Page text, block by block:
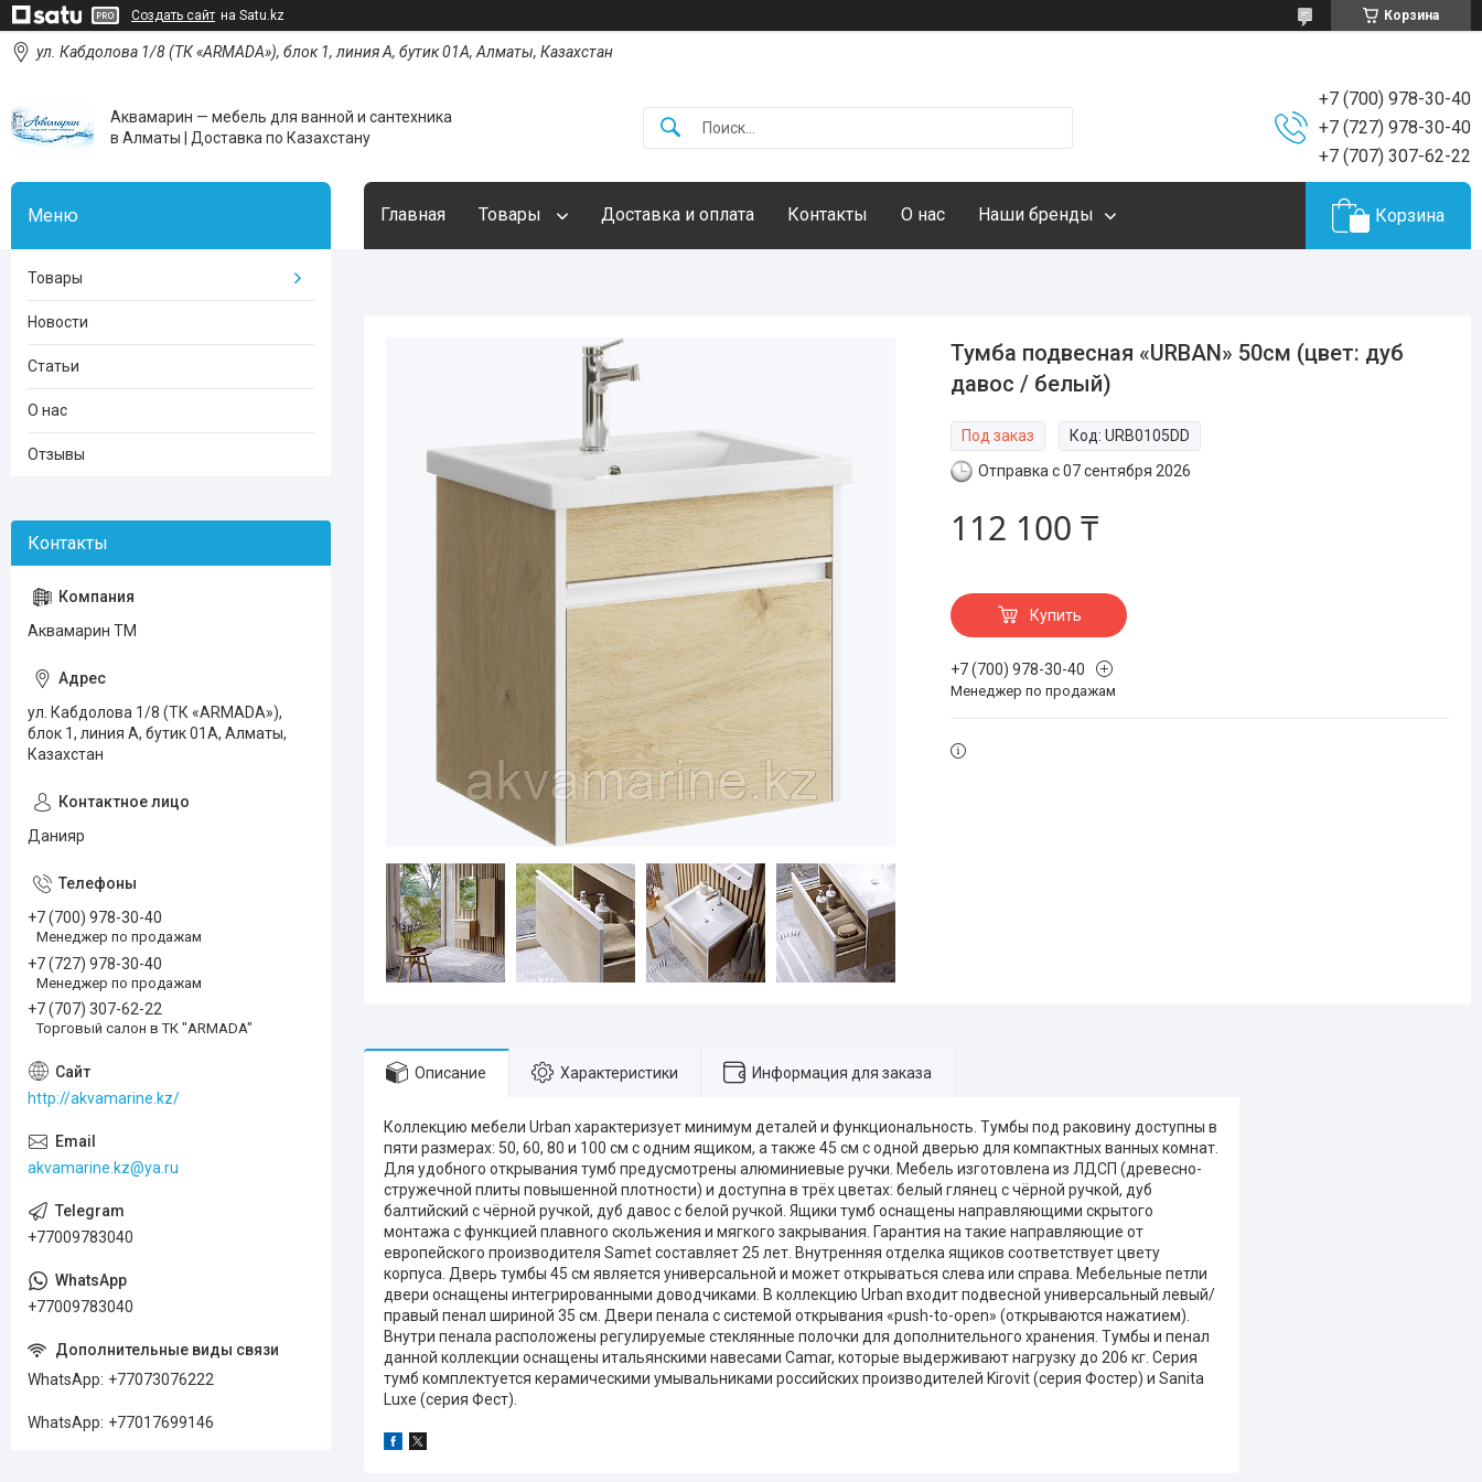
Создать сайт на Satu.kz Корзина
ул. Кабдолова 1/8 (ТК «ARMADA»), блок 1, линия А, бутик 01А, Алматы, Казахстан
Аквамарин — мебель для ванной и сантехника
в Алматы | Доставка по Казахстану
+7 (700) 978-30-40
+7 (727) 978-30-40
+7 (707) 307-62-22
Главная Товары Доставка и оплата Контакты О нас Наши бренды Корзина
Тумба подвесная «URBAN» 50см (цвет: дуб
давос / белый)
Под заказ Код:URB0105DD
Отправка с 07 сентября 2026
112 100 ₸
Купить
+7 (700) 978-30-40
Менеджер по продажам
Описание Характеристики Информация для заказа
Коллекцию мебели Urban характеризует минимум деталей и функциональность. Тумбы под раковину доступны в
пяти размерах: 50, 60, 80 и 100 см с одним ящиком, а также 45 см с одной дверью для компактных ванных комнат.
Для удобного открывания тумб предусмотрены алюминиевые ручки. Мебель изготовлена из ЛДСП (древесно-
стружечной плиты повышенной плотности) и доступна в трёх цветах: белый глянец с чёрной ручкой, дуб
балтийский с чёрной ручкой, дуб давос с белой ручкой. Ящики тумб оснащены направляющими скрытого
монтажа с функцией плавного скольжения и мягкого закрывания. Гарантия на такие направляющие от
европейского производителя Samet составляет 25 лет. Внутренняя отделка ящиков соответствует цвету
корпуса. Дверь тумбы 45 см является универсальной и может открываться слева или справа. Мебельные петли
двери оснащены интегрированными доводчиками. В коллекцию Urban входит подвесной универсальный левый/
правый пенал шириной 35 см. Двери пенала с системой открывания «push-to-open» (открываются нажатием).
Внутри пенала расположены регулируемые стеклянные полочки для дополнительного хранения. Тумбы и пенал
данной коллекции оснащены итальянскими навесами Camar, которые выдерживают нагрузку до 206 кг. Серия
тумб комплектуется керамическими умывальниками российских производителей Kirovit (серия Фостер) и Sanita
Luxe (серия Фест).
Товары
Новости
Статьи
О нас
Отзывы
Аквамарин ТМ
ул. Кабдолова 1/8 (ТК «ARMADA»),
блок 1, линия А, бутик 01А, Алматы,
Казахстан
Данияр
+7 (700) 978-30-40
Менеджер по продажам
+7 (727) 978-30-40
Менеджер по продажам
+7 (707) 307-62-22
Торговый салон в ТК "ARMADA"
http://akvamarine.kz/
akvamarine.kz@ya.ru
+77009783040
+77009783040
WhatsApp +77073076222
WhatsApp +77017699146